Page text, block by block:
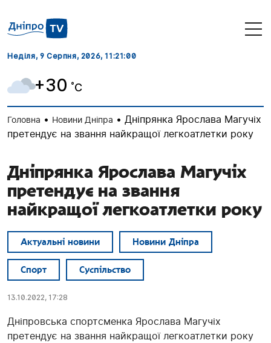
Неділя, 9 Серпня, 2026, 11:21:01
+30 ˚C
Головна • Новини Дніпра • Дніпрянка Ярослава Магучіх
претендує на звання найкращої легкоатлетки року
Дніпрянка Ярослава Магучіх
претендує на звання
найкращої легкоатлетки року
Актуальні новини Новини Дніпра
Спорт Суспільство
13.10.2022, 17:28
Дніпровська спортсменка Ярослава Магучіх
претендує на звання найкращої легкоатлетки року